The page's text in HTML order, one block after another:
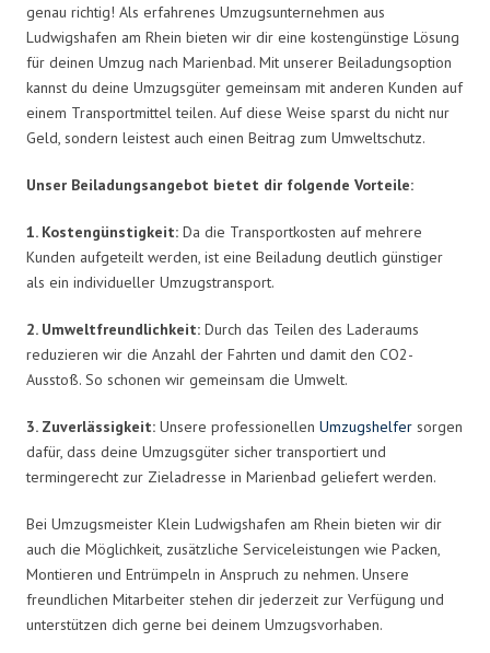
genau richtig! Als erfahrenes Umzugsunternehmen aus
Ludwigshafen am Rhein bieten wir dir eine kostengünstige Lösung
für deinen Umzug nach Marienbad. Mit unserer Beiladungsoption
kannst du deine Umzugsgüter gemeinsam mit anderen Kunden auf
einem Transportmittel teilen. Auf diese Weise sparst du nicht nur
Geld, sondern leistest auch einen Beitrag zum Umweltschutz.
Unser Beiladungsangebot bietet dir folgende Vorteile:
1. Kostengünstigkeit: Da die Transportkosten auf mehrere
Kunden aufgeteilt werden, ist eine Beiladung deutlich günstiger
als ein individueller Umzugstransport.
2. Umweltfreundlichkeit: Durch das Teilen des Laderaums
reduzieren wir die Anzahl der Fahrten und damit den CO2-
Ausstoß. So schonen wir gemeinsam die Umwelt.
3. Zuverlässigkeit: Unsere professionellen Umzugshelfer sorgen
dafür, dass deine Umzugsgüter sicher transportiert und
termingerecht zur Zieladresse in Marienbad geliefert werden.
Bei Umzugsmeister Klein Ludwigshafen am Rhein bieten wir dir
auch die Möglichkeit, zusätzliche Serviceleistungen wie Packen,
Montieren und Entrümpeln in Anspruch zu nehmen. Unsere
freundlichen Mitarbeiter stehen dir jederzeit zur Verfügung und
unterstützen dich gerne bei deinem Umzugsvorhaben.